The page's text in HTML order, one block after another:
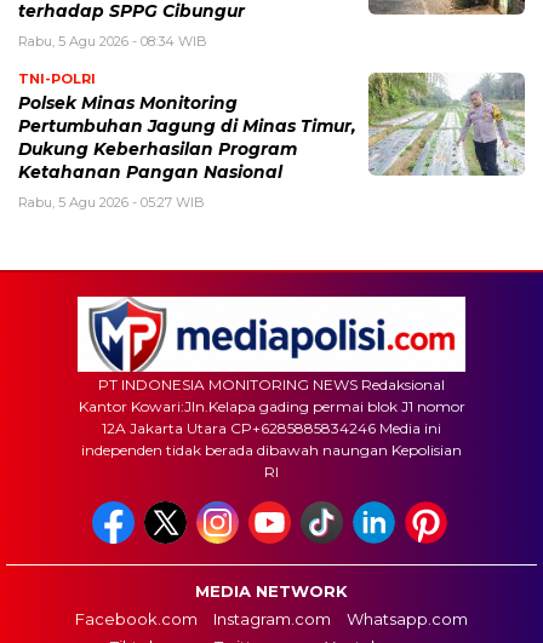
terhadap SPPG Cibungur
Rabu, 5 Agu 2026 - 08:34 WIB
TNI-POLRI
Polsek Minas Monitoring
Pertumbuhan Jagung di Minas Timur,
Dukung Keberhasilan Program
Ketahanan Pangan Nasional
Rabu, 5 Agu 2026 - 05:27 WIB
PT INDONESIA MONITORING NEWS Redaksional
Kantor Kowari:Jln.Kelapa gading permai blok J1 nomor
12A Jakarta Utara CP+6285885834246 Media ini
independen tidak berada dibawah naungan Kepolisian
RI
MEDIA NETWORK
Facebook.com
Instagram.com
Whatsapp.com